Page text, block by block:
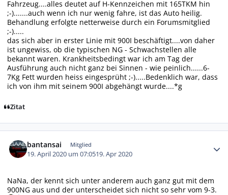
Fahrzeug....alles deutet auf H-Kennzeichen mit 165TKM hin
;-).......auch wenn ich nur wenig fahre, ist das Auto heilig.
Behandlung erfolgte netterweise durch ein Forumsmitglied
;-).....
das sich aber in erster Linie mit 900I beschäftigt....von daher
ist ungewiss, ob die typischen NG - Schwachstellen alle
bekannt waren. Krankheitsbedingt war ich am Tag der
Ausführung auch nicht ganz bei Sinnen - wie peinlich......6-
7Kg Fett wurden heiss eingesprüht ;-).....Bedenklich war, dass
ich von ihm mit seinem 900I abgehängt wurde....*g
Zitat
bantansai Mitglied
19. April 2020 um 07:0519. Apr 2020
NaNa, der kennt sich unter anderem auch ganz gut mit dem
900NG aus und der unterscheidet sich nicht so sehr vom 9-3.